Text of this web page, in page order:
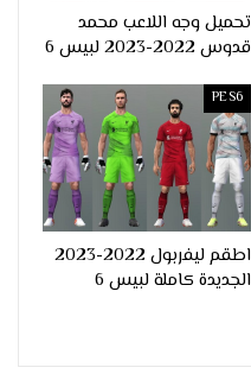
تحميل وجه اللاعب محمد
قدوس 2022-2023 لبيس 6
PES6
اطقم ليفربول 2022-2023
الجديدة كاملة لبيس 6